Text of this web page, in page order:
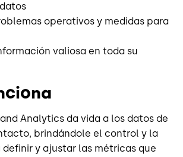
operativos y medidas para
valiosa en toda su
Analytics da vida a los datos de
brindándole el control y la
y ajustar las métricas que